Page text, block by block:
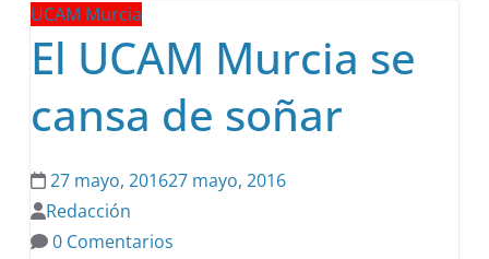
UCAM Murcia
El UCAM Murcia se
cansa de soñar
27 mayo, 201627 mayo, 2016
Redacción
0 Comentarios